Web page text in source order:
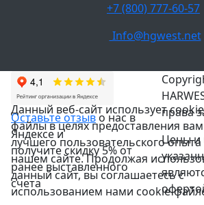
+7 (800) 777-60-57
Info@hgwest.net
Оставьте отзыво нас в
Яндексе и
получите скидку 5% от
ранее выставленного
счета
права
Цены и
Данный веб-сайт использует
файлы в целях предоставления вам
лучшего пользовательского
нашем сайте. Продолжая
данный сайт, вы соглашаетесь с
использованием нами cookie-